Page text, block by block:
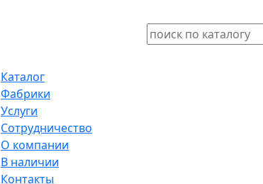
Каталог
Фабрики
Услуги
Сотрудничество
О компании
В наличии
Контакты